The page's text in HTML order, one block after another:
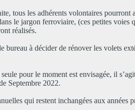
tous les adhérents volontaires
le jargon ferroviaire, (ces petites
réalisés.
bureau à décider de rénover les volets
pour le moment est envisagée, il
Septembre 2022.
qui restent inchangées aux années